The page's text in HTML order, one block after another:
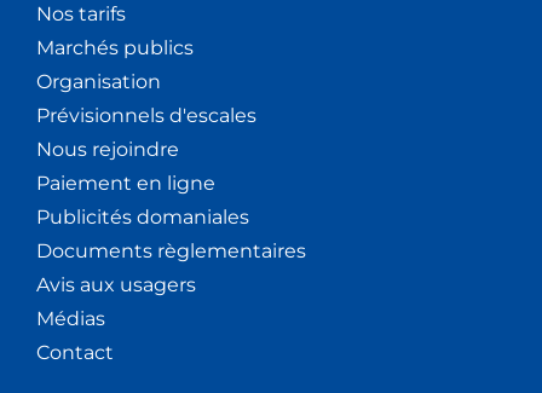
Nos tarifs
Marchés publics
Organisation
Prévisionnels d'escales
Nous rejoindre
Paiement en ligne
Publicités domaniales
Documents règlementaires
Avis aux usagers
Médias
Contact